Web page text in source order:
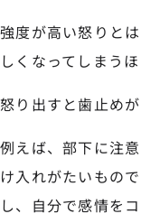
強度が高い怒りと
しくなってしまう
怒り出すと歯止め
例えば、部下に注
け入れがたいもの
し、自分で感情を